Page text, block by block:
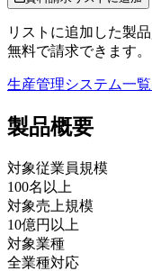
リストに追加した製
無料で請求できます。
生産管理システム一
製品概要
対象従業員規模
100名以上
対象売上規模
10億円以上
対象業種
全業種対応